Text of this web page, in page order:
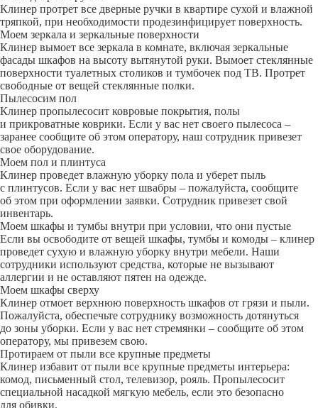
Клинер протрет все дверные ручки в квартире сухой и влажной
тряпкой, при необходимости продезинфицирует поверхность.
Моем зеркала и зеркальные поверхности
Клинер вымоет все зеркала в комнате, включая зеркальные
фасады шкафов на высоту вытянутой руки. Вымоет стеклянные
поверхности туалетных столиков и тумбочек под ТВ. Протрет
свободные от вещей стеклянные полки.
Пылесосим пол
Клинер пропылесосит ковровые покрытия, полы
и прикроватные коврики. Если у вас нет своего пылесоса –
заранее сообщите об этом оператору, наш сотрудник привезет
свое оборудование.
Моем пол и плинтуса
Клинер проведет влажную уборку пола и уберет пыль
с плинтусов. Если у вас нет швабры – пожалуйста, сообщите
об этом при оформлении заявки. Сотрудник привезет свой
инвентарь.
Моем шкафы и тумбы внутри при условии, что они пустые
Если вы освободите от вещей шкафы, тумбы и комоды – клинер
проведет сухую и влажную уборку внутри мебели. Наши
сотрудники используют средства, которые не вызывают
аллергии и не оставляют пятен на одежде.
Моем шкафы сверху
Клинер отмоет верхнюю поверхность шкафов от грязи и пыли.
Пожалуйста, обеспечьте сотруднику возможность дотянуться
до зоны уборки. Если у вас нет стремянки – сообщите об этом
оператору, мы привезем свою.
Протираем от пыли все крупные предметы
Клинер избавит от пыли все крупные предметы интерьера:
комод, письменный стол, телевизор, рояль. Пропылесосит
специальной насадкой мягкую мебель, если это безопасно
для обивки.